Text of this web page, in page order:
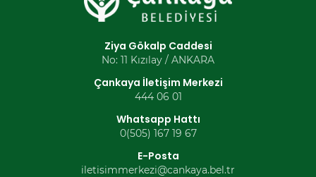
Ziya Gökalp Caddesi
No: 11 Kızılay / ANKARA
Çankaya İletişim Merkezi
444 06 01
Whatsapp Hattı
0(505) 167 19 67
E-Posta
iletisimmerkezi@cankaya.bel.tr